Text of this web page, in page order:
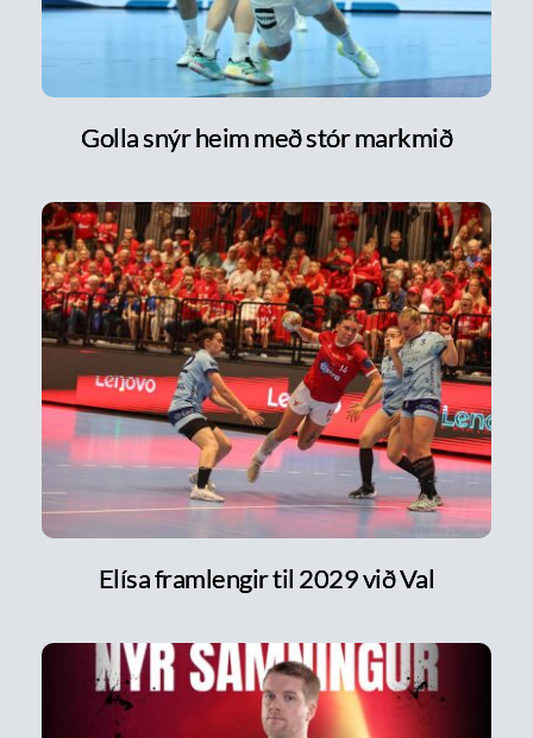
Golla snýr heim með stór markmið
Elísa framlengir til 2029 við Val